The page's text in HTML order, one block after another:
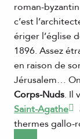
roman-
c’est
ériger l’église
1896. Assez
en raison de
Jérusalem…
Corps-Nuds. Il
Saint-Agathe
thermes gallo-